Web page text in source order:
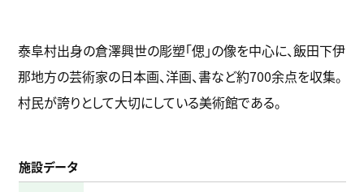
泰阜村出身の倉澤興世の彫塑「偲」の像を中心に、飯田下伊
那地方の芸術家の日本画、洋画、書など約700余点を収集。
村民が誇りとして大切にしている美術館である。
施設データ